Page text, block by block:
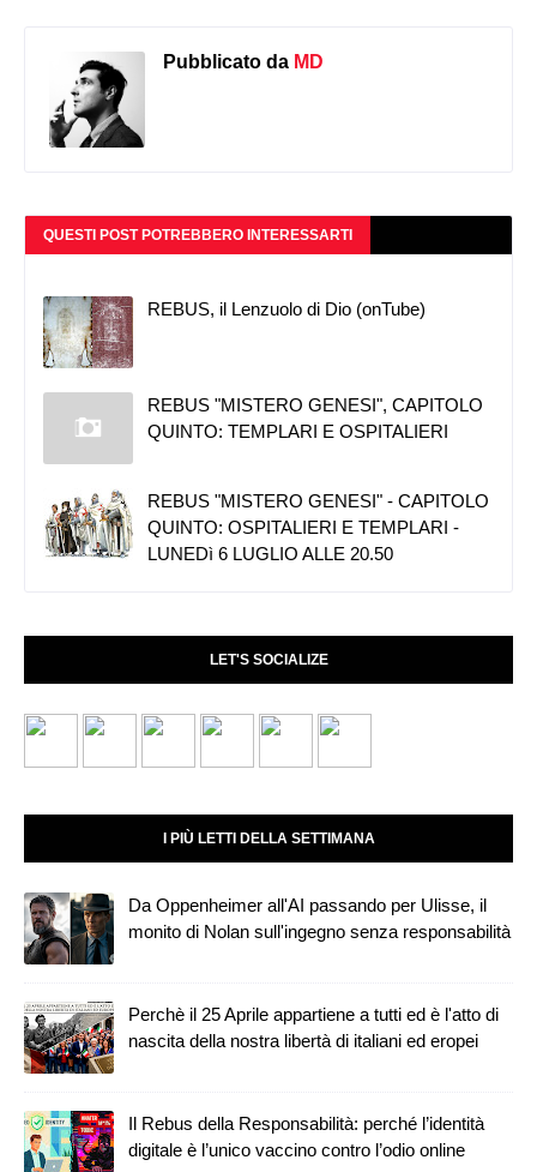
Pubblicato da MD
QUESTI POST POTREBBERO INTERESSARTI
REBUS, il Lenzuolo di Dio (onTube)
REBUS "MISTERO GENESI", CAPITOLO
QUINTO: TEMPLARI E OSPITALIERI
REBUS "MISTERO GENESI" - CAPITOLO
QUINTO: OSPITALIERI E TEMPLARI -
LUNEDì 6 LUGLIO ALLE 20.50
LET'S SOCIALIZE
I PIÙ LETTI DELLA SETTIMANA
Da Oppenheimer all'AI passando per Ulisse, il
monito di Nolan sull'ingegno senza responsabilità
Perchè il 25 Aprile appartiene a tutti ed è l'atto di
nascita della nostra libertà di italiani ed eropei
Il Rebus della Responsabilità: perché l’identità
digitale è l’unico vaccino contro l’odio online